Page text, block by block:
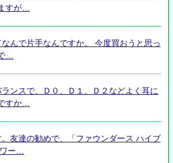
すが…
んで片手なんですか。 今度買おうと思っ
…
ンスで、Ｄ０、Ｄ１、Ｄ２などよく耳に
すか…
友達の勧めで、「ファウンダース ハイブ
ー…